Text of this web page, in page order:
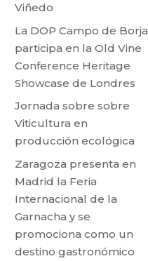
Viñedo
La DOP Campo de Borja
participa en la Old Vine
Conference Heritage
Showcase de Londres
Jornada sobre sobre
Viticultura en
producción ecológica
Zaragoza presenta en
Madrid la Feria
Internacional de la
Garnacha y se
promociona como un
destino gastronómico